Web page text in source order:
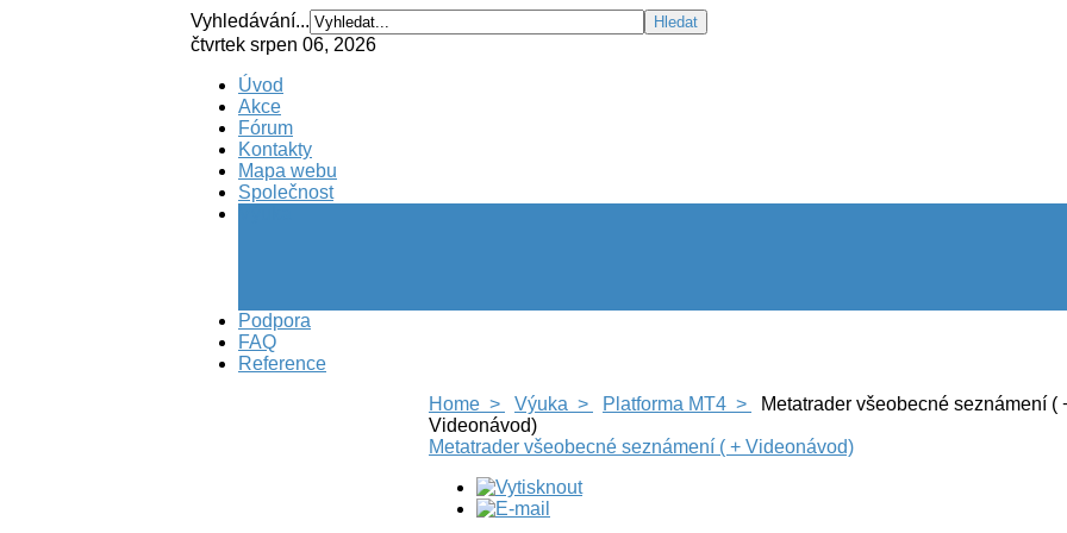
Vyhledávání...
čtvrtek srpen 06, 2026
Úvod
Akce
Fórum
Kontakty
Mapa webu
Společnost
Podpora
FAQ
Reference
Home >
Výuka > Platforma MT4 >
Metatrader všeobecné seznámení (
Videonávod)
Metatrader všeobecné seznámení ( + Videonávod)